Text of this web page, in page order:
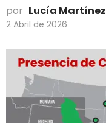
por Lucía Martínez
2 Abril de 2026